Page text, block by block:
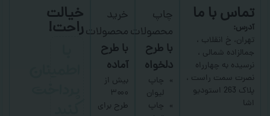
تماس با ما
آدرس:
تهران، خ انقلاب ،
جمالزاده شمالی ،
نرسیده به چهارراه
نصرت سمت راست ،
پلاک 263 استودیو
اشا
چاپ
محصولات
با طرح
دلخواه
چاپ
لیوان
چاپ
خرید
محصولات
با طرح
آماده
بیش از
۳۰۰۰
طرح برای
خیالت
راحت!